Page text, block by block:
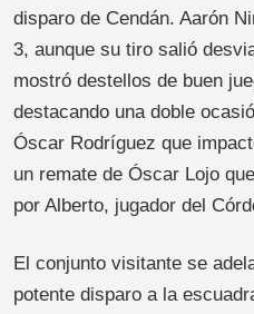
disparo de Cendán. Aarón
3, aunque su tiro salió
mostró destellos de buen
destacando una doble
Óscar Rodríguez que
un remate de Óscar Lojo
por Alberto, jugador del
El conjunto visitante se
potente disparo a la